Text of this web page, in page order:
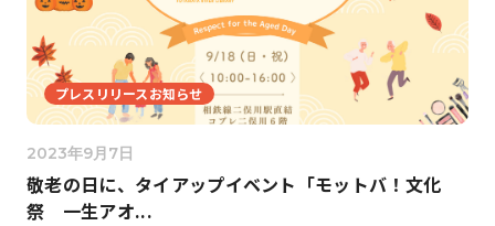
プレスリリースお知らせ
2023年9月7日
敬老の日に、タイアップイベント「モットバ！文化
祭 一生アオ...